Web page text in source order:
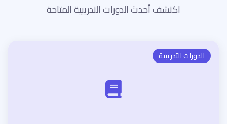
اكتشف أحدث الدورات التدريبية المتاحة
الدورات التدريبية